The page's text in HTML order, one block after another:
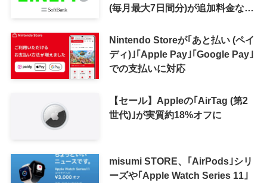
(毎月最大7日間分)が追加料金なし
Nintendo Storeが｢あと払い (ペイ
ディ)｣｢Apple Pay｣｢Google Pay｣
での支払いに対応
【セール】Appleの｢AirTag (第2
世代)｣が実質約18%オフに
misumi STORE、｢AirPods｣シリ
ーズや｢Apple Watch Series 11｣